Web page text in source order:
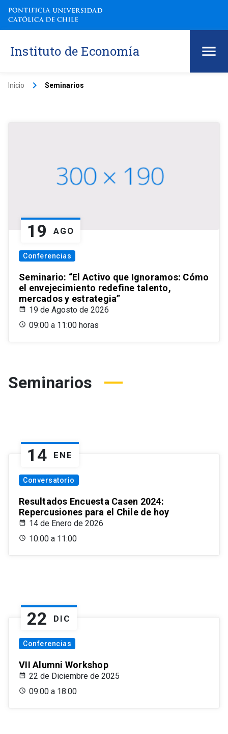
Instituto de Economía
Inicio keyboard_arrow_right Seminarios
19 AGO
Conferencias
Seminario: “El Activo que Ignoramos: Cómo
el envejecimiento redefine talento,
mercados y estrategia”
19 de Agosto de 2026
09:00 a 11:00 horas
Seminarios
14 ENE
Conversatorio
Resultados Encuesta Casen 2024:
Repercusiones para el Chile de hoy
14 de Enero de 2026
10:00 a 11:00
22 DIC
Conferencias
VII Alumni Workshop
22 de Diciembre de 2025
09:00 a 18:00